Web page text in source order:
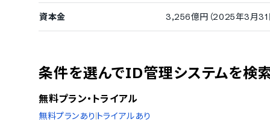
資本金 3,256億円（2025年3月31
条件を選んでID管理システムを検
無料プラン・トライアル
無料プランあり トライアルあり